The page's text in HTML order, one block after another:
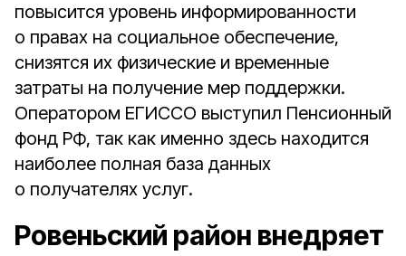
повысится уровень информированности
о правах на социальное обеспечение,
снизятся их физические и временные
затраты на получение мер поддержки.
Оператором ЕГИССО выступил Пенсионный
фонд РФ, так как именно здесь находится
наиболее полная база данных
о получателях услуг.
Ровеньский район внедряет